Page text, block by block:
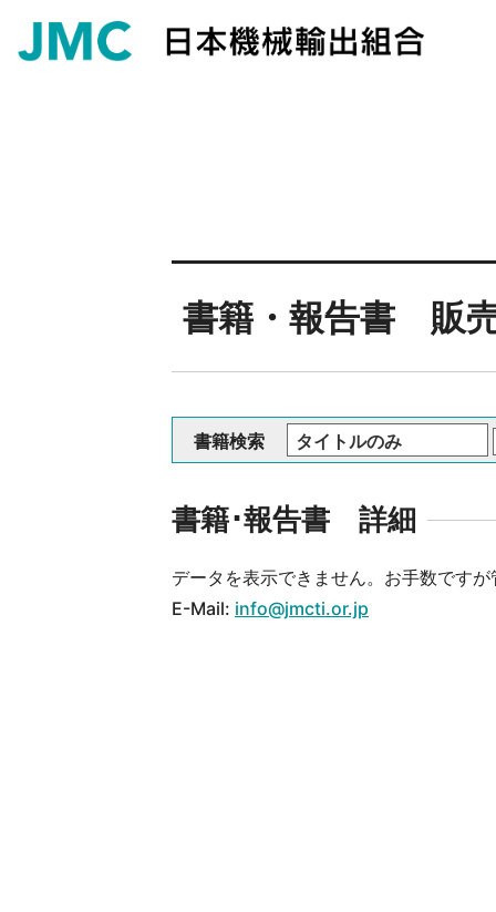
書籍・報告書 販
書籍検索
書籍･報告書 詳細
データを表示できません。お手数です
E-Mail: info@jmcti.or.jp